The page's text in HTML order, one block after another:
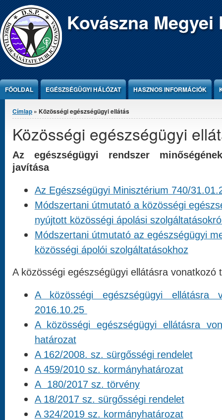
Jump to Content Kovászna
FŐOLDAL EGÉSZSÉGÜGYI HÁLÓZAT HASZNOS INFORMÁCIÓK
Jelenlegi hely
Címlap » Közösségi egészségügyi ellátás
Közösségi egészségügyi
Az egészségügyi rendszer
javítása
Az Egészségügyi Minisztérium 740/
Módszertani útmutató a közösségi
nyújtott közösségi ápolási
Módszertani útmutató az egészségügyi
közösségi ápolói szolgáltatásokhoz
A közösségi egészségügyi ellátásra vonatkozó
A közösségi egészségügyi ellátásra
2016.10.25
A közösségi egészségügyi ellátásra
határozat
A 162/2008. sz. sürgősségi rendelet
A 459/2010 sz. kormányhatározat
A 180/2017 sz. törvény
A 18/2017 sz. sürgősségi rendelet
A 324/2019 sz. kormányhatározat